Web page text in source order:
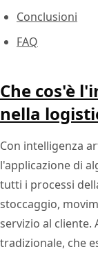
Conclusioni
FAQ
Che cos'è
nella
Con intelligenza
l'applicazione di
tutti i processi
stoccaggio,
servizio al cliente.
tradizionale, che